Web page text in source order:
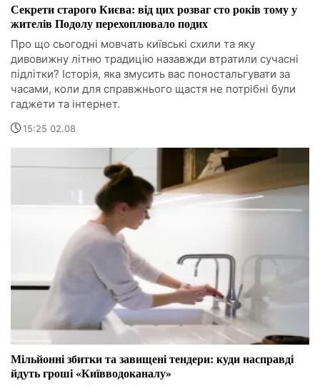
Секрети старого Києва: від цих розваг сто років тому у
жителів Подолу перехоплювало подих
Про що сьогодні мовчать київські схили та яку
дивовижну літню традицію назавжди втратили сучасні
підлітки? Історія, яка змусить вас поностальгувати за
часами, коли для справжнього щастя не потрібні були
гаджети та інтернет.
15:25 02.08
Мільйонні збитки та завищені тендери: куди насправді
йдуть гроші «Київводоканалу»